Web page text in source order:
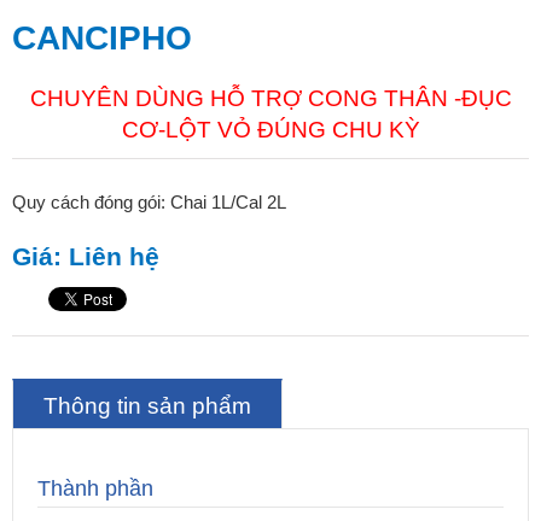
CANCIPHO
CHUYÊN DÙNG HỖ TRỢ CONG THÂN -ĐỤC
CƠ-LỘT VỎ ĐÚNG CHU KỲ
Quy cách đóng gói: Chai 1L/Cal 2L
Giá: Liên hệ
Thông tin sản phẩm
Thành phần